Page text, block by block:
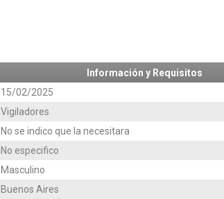
Información y Requisitos
15/02/2025
Vigiladores
No se indico que la necesitara
No especifico
Masculino
Buenos Aires